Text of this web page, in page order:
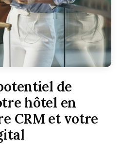
de
hôtel en
CRM et votre